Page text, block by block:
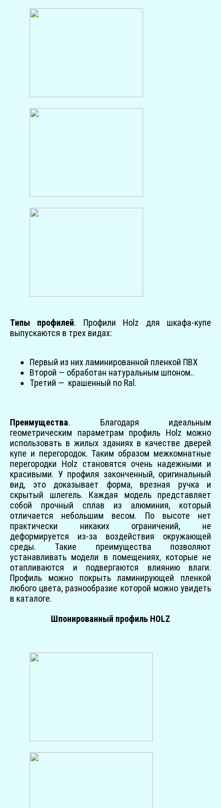
Типы профилей. Профили Holz для шкафа-купе
выпускаются в трех видах:
Первый из них ламинированной пленкой ПВХ
Второй — обработан натуральным шпоном..
Третий — крашенный по Ral.
Преимущества. Благодаря идеальным
геометрическим параметрам профиль Holz можно
использовать в жилых зданиях в качестве дверей
купе и перегородок. Таким образом межкомнатные
перегородки Holz становятся очень надежными и
красивыми. У профиля законченный, оригинальный
вид, это доказывает форма, врезная ручка и
скрытый шлегель. Каждая модель представляет
собой прочный сплав из алюминия, который
отличается небольшим весом. По высоте нет
практически никаких ограничений, не
деформируется из-за воздействия окружающей
среды. Такие преимущества позволяют
устанавливать модели в помещениях, которые не
отапливаются и подвергаются влиянию влаги.
Профиль можно покрыть ламинирующей пленкой
любого цвета, разнообразие которой можно увидеть
в каталоге.
Шпонированный профиль HOLZ